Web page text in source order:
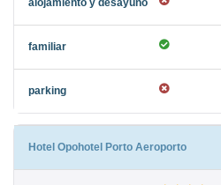
Hotel Opohotel Porto Aeroporto